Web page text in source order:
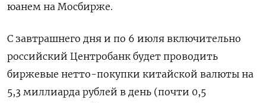
юанем на Мосбирже.
С завтрашнего дня и по 6 июля включительно
российский Центробанк будет ​проводить
биржевые нетто-покупки китайской валюты на
5,3 миллиарда рублей в день (почти 0,5